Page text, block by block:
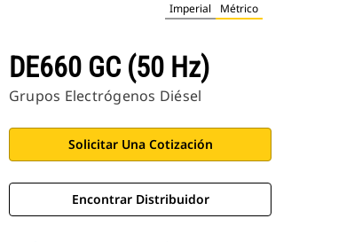
Imperial Métrico
DE660 GC (50 Hz)
Grupos Electrógenos Diésel
Solicitar Una Cotización
Encontrar Distribuidor